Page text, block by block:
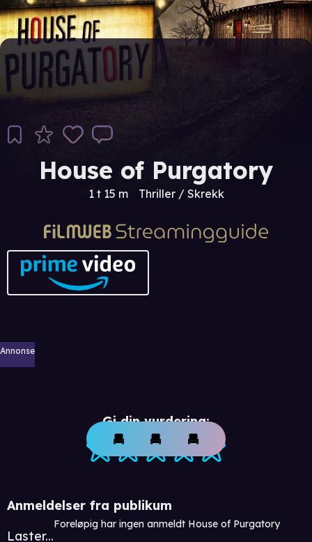
House of Purgatory
1 t 15 m Thriller / Skrekk
Annonse
Gi din vurdering:
Anmeldelser fra publikum
Laster...
Foreløpig har ingen anmeldt House of Purgatory